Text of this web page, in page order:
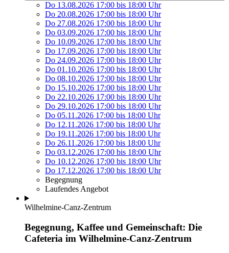
Do 13.08.2026 17:00 bis 18:00 Uhr
Do 20.08.2026 17:00 bis 18:00 Uhr
Do 27.08.2026 17:00 bis 18:00 Uhr
Do 03.09.2026 17:00 bis 18:00 Uhr
Do 10.09.2026 17:00 bis 18:00 Uhr
Do 17.09.2026 17:00 bis 18:00 Uhr
Do 24.09.2026 17:00 bis 18:00 Uhr
Do 01.10.2026 17:00 bis 18:00 Uhr
Do 08.10.2026 17:00 bis 18:00 Uhr
Do 15.10.2026 17:00 bis 18:00 Uhr
Do 22.10.2026 17:00 bis 18:00 Uhr
Do 29.10.2026 17:00 bis 18:00 Uhr
Do 05.11.2026 17:00 bis 18:00 Uhr
Do 12.11.2026 17:00 bis 18:00 Uhr
Do 19.11.2026 17:00 bis 18:00 Uhr
Do 26.11.2026 17:00 bis 18:00 Uhr
Do 03.12.2026 17:00 bis 18:00 Uhr
Do 10.12.2026 17:00 bis 18:00 Uhr
Do 17.12.2026 17:00 bis 18:00 Uhr
Begegnung
Laufendes Angebot
Wilhelmine-Canz-Zentrum
Begegnung, Kaffee und Gemeinschaft: Die
Cafeteria im Wilhelmine-Canz-Zentrum